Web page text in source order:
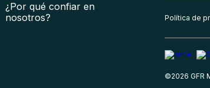
¿Por qué confiar en
nosotros?
Política de
©2026 GFR